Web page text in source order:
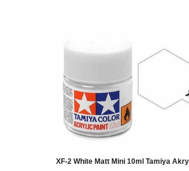
XF-2 White Matt Mini 10ml Tamiya